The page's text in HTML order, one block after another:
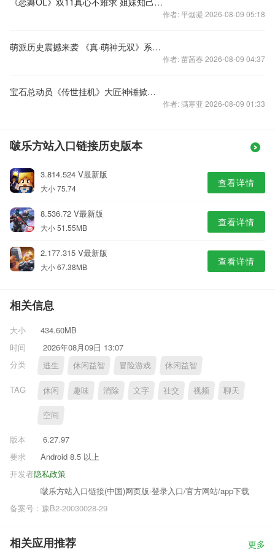
作者: 平烟凝 2026-08-09 05:18
萌派历史震撼来袭 《真·萌神无双》系统简介
作者: 苗茜春 2026-08-09 04:37
宝石总动员《传世挂机》大匠神锤掀镶嵌热潮
作者: 满寒亚 2026-08-09 01:33
啵乐方站入口链接历史版本
3.814.524 V最新版
大小 75.74 查看详情
8.536.72 V最新版
大小 51.55MB 查看详情
2.177.315 V最新版
大小 67.38MB 查看详情
相关信息
大小
434.60MB
时间
2026年08月09日 13:07
分类
逃生 休闲益智 冒险游戏 休闲益智
TAG 休闲 趣味 消除 文字 社交 视频 聊天
空间
版本
6.27.97
要求
Android 8.5 以上
隐私政策
开发者
啵乐方站入口链接(中国)网页版-登录入口/官方网站/app下载
备案号：豫B2-20030028-29
相关应用推荐 更多